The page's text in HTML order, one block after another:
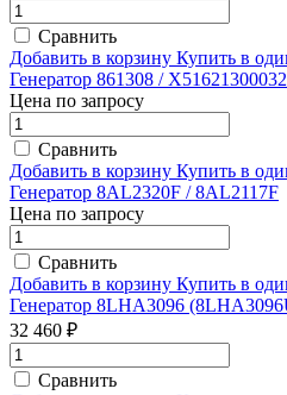
Сравнить
Добавить в корзину Купить в
Генератор 861308 /
Цена по запросу
Сравнить
Добавить в корзину Купить в
Генератор 8AL2320F / 8AL2117F
Цена по запросу
Сравнить
Добавить в корзину Купить в
Генератор 8LHA3096
32 460 ₽
Сравнить